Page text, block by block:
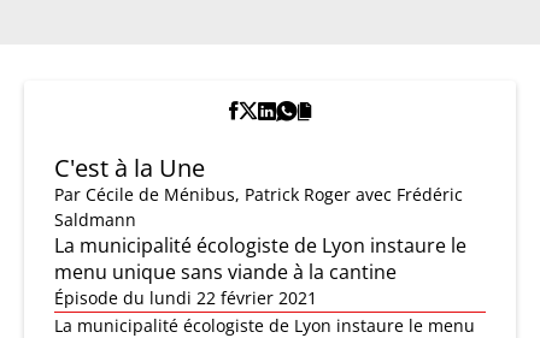
C'est à la Une
Par Cécile de Ménibus, Patrick Roger avec Frédéric
Saldmann
La municipalité écologiste de Lyon instaure le
menu unique sans viande à la cantine
Épisode du lundi 22 février 2021
La municipalité écologiste de Lyon instaure le menu